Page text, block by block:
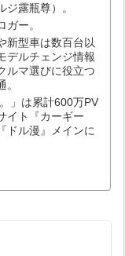
ジ露瓶尊）。
ー。
新型車は数百台以
デルチェンジ情報
ルマ選びに役立つ
」は累計600万PV
イト『カーギー
ドル漫』メインに